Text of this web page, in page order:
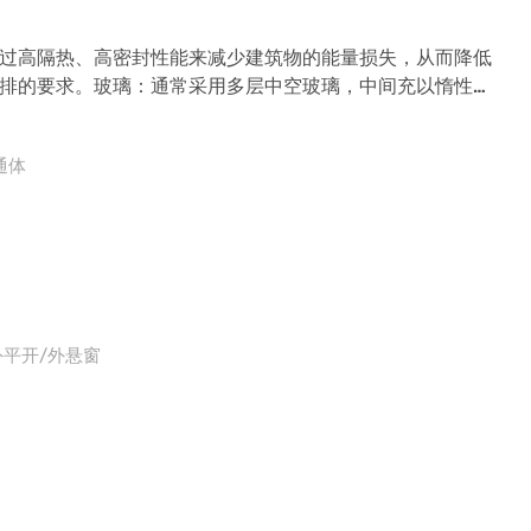
高隔热、高密封性能来减少建筑物的能量损失，从而降低
的要求。玻璃：通常采用多层中空玻璃，中间充以惰性气
辐射。密封材料：使用高效的密封胶和密封条，确保窗户
体
开/外悬窗